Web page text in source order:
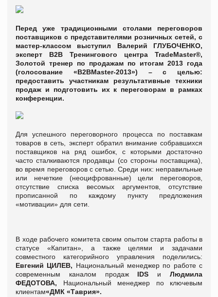
Перед уже традиционными столами переговоров
поставщиков с представителями розничных сетей, с
мастер-классом выступил Валерий ГЛУБОЧЕНКО,
эксперт В2В Тренингового центра TradeMaster®,
Золотой тренер по продажам по итогам 2013 года
(голосование «B2BMaster-2013») –с целью:
предоставить участникам результативные техники
продаж и подготовить их к переговорам в рамках
конференции.
Для успешного переговорного процесса по поставкам
товаров в сеть, эксперт обратил внимание собравшихся
поставщиков на ряд ошибок, с которыми достаточно
часто сталкиваются продавцы (со стороны поставщика),
во время переговоров с сетью. Среди них: неправильные
или нечеткие (неоцифрованные) цели переговоров,
отсутствие списка весомых аргументов, отсутствие
прописанной по каждому пункту предложения
«мотивации» для сети.
В ходе рабочего комитета своим опытом старта работы в
статусе «Капитан», а также целями и задачами
совместного категорийного управления поделились:
Евгений ЦИЛЕВ, Национальный менеджер по работе с
современным каналом продажIDS иЛюдмила
ФЕДОТОВА, Национальный менеджер по ключевым
клиентам«ДМК «Таврия».